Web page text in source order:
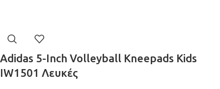
Adidas 5-Inch Volleyball Kneepads Kids
IW1501 Λευκές